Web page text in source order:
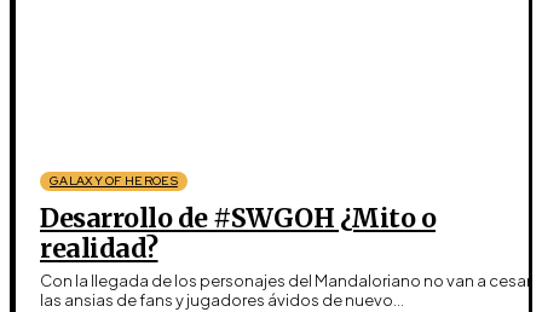
GALAXY OF HEROES
Desarrollo de #SWGOH ¿Mito o
realidad?
Con la llegada de los personajes del Mandaloriano no van a cesar
las ansias de fans y jugadores ávidos de nuevo...